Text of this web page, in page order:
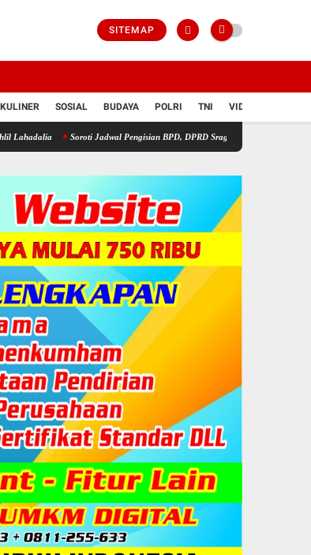
SITEMAP
KULINER SOSIAL BUDAYA POLRI TNI VIDIO
Soroti Jadwal Pengisian BPD, DPRD Sragen Waspadai Potensi Cacat Hukum